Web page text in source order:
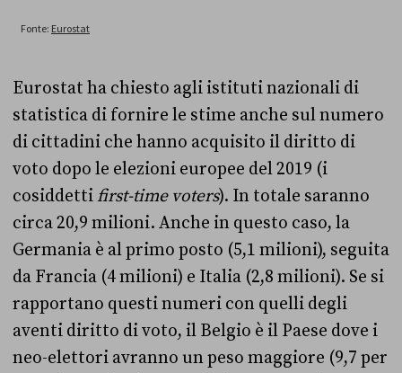
Eurostat ha chiesto agli istituti nazionali di
statistica di fornire le stime anche sul numero
di cittadini che hanno acquisito il diritto di
voto dopo le elezioni europee del 2019 (i
cosiddettifirst-time voters). In totale saranno
circa 20,9 milioni. Anche in questo caso, la
Germania è al primo posto (5,1 milioni), seguita
da Francia (4 milioni) e Italia (2,8 milioni). Se si
rapportano questi numeri con quelli degli
aventi diritto di voto, il Belgio è il Paese dove i
neo-elettori avranno un peso maggiore (9,7 per